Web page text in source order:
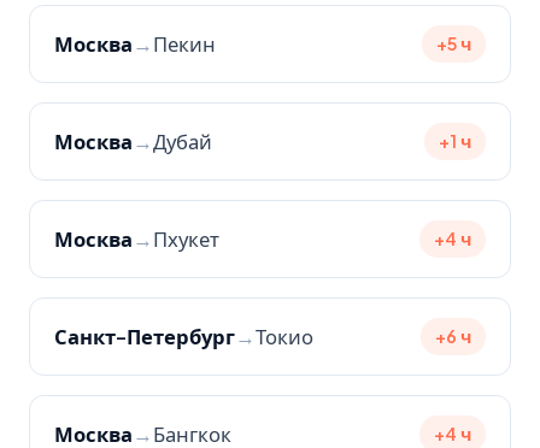
Москва→Пекин +5 ч
Москва→Дубай +1 ч
Москва→Пхукет +4 ч
Санкт-Петербург→Токио +6 ч
Москва→Бангкок +4 ч